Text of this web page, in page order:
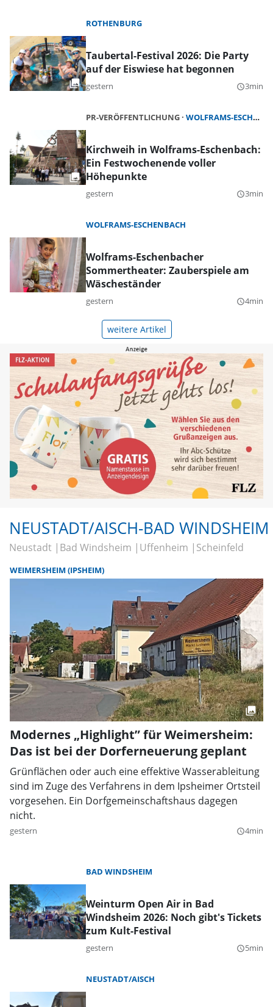
ROTHENBURG
Taubertal-Festival 2026: Die Party
auf der Eiswiese hat begonnen
gestern query_builder3min
PR-VERÖFFENTLICHUNG WOLFRAMS-ESCHENBACH
Kirchweih in Wolframs-Eschenbach:
Ein Festwochenende voller
Höhepunkte
gestern query_builder3min
WOLFRAMS-ESCHENBACH
Wolframs-Eschenbacher
Sommertheater: Zauberspiele am
Wäscheständer
gestern query_builder4min
weitere Artikel
NEUSTADT/AISCH-BAD WINDSHEIM
Neustadt Bad Windsheim Uffenheim Scheinfeld
WEIMERSHEIM (IPSHEIM)
Modernes „Highlight” für Weimersheim:
Das ist bei der Dorferneuerung geplant
Grünflächen oder auch eine effektive Wasserableitung
sind im Zuge des Verfahrens in dem Ipsheimer Ortsteil
vorgesehen. Ein Dorfgemeinschaftshaus dagegen
nicht.
gestern query_builder4min
BAD WINDSHEIM
Weinturm Open Air in Bad
Windsheim 2026: Noch gibt's Tickets
zum Kult-Festival
gestern query_builder5min
NEUSTADT/AISCH